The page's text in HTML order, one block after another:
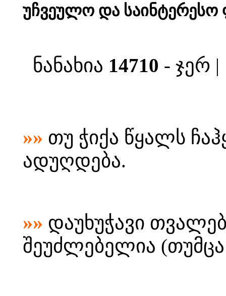
უჩვეულო და საინტერესო
ნანახია 14710 - ჯერ
»» თუ ჭიქა წყალს
ადუღდება.
»» დაუხუჭავი
შეუძლებელია (თუმცა